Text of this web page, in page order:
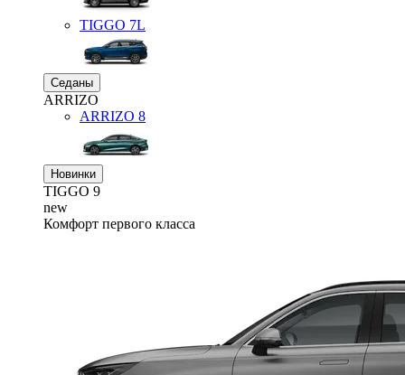
TIGGO 7L
Седаны
ARRIZO
ARRIZO 8
Новинки
TIGGO 9
new
Комфорт первого класса